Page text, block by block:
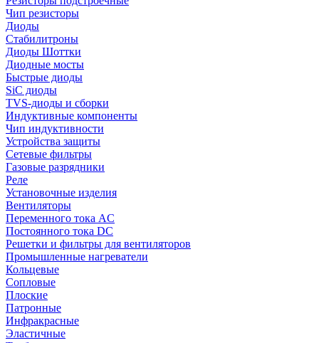
Чип резисторы
Диоды
Стабилитроны
Диоды Шоттки
Диодные мосты
Быстрые диоды
SiC диоды
TVS-диоды и сборки
Индуктивные компоненты
Чип индуктивности
Устройства защиты
Сетевые фильтры
Газовые разрядники
Реле
Установочные изделия
Вентиляторы
Переменного тока AC
Постоянного тока DC
Решетки и фильтры для вентиляторов
Промышленные нагреватели
Кольцевые
Сопловые
Плоские
Патронные
Инфракрасные
Эластичные